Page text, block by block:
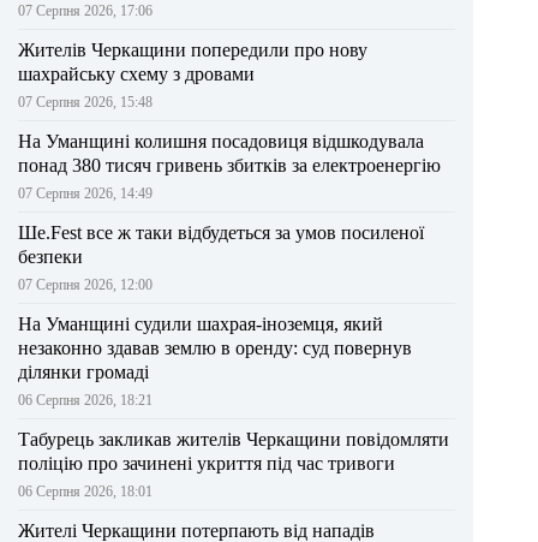
07 Серпня 2026, 17:06
Жителів Черкащини попередили про нову
шахрайську схему з дровами
07 Серпня 2026, 15:48
На Уманщині колишня посадовиця відшкодувала
понад 380 тисяч гривень збитків за електроенергію
07 Серпня 2026, 14:49
Ше.Fest все ж таки відбудеться за умов посиленої
безпеки
07 Серпня 2026, 12:00
На Уманщині судили шахрая-іноземця, який
незаконно здавав землю в оренду: суд повернув
ділянки громаді
06 Серпня 2026, 18:21
Табурець закликав жителів Черкащини повідомляти
поліцію про зачинені укриття під час тривоги
06 Серпня 2026, 18:01
Жителі Черкащини потерпають від нападів